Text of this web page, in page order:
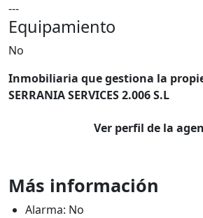
---
Equipamiento
No
Inmobiliaria que gestiona la
SERRANIA SERVICES 2.006 S.L
Ver perfil de la
Más información
Alarma: No